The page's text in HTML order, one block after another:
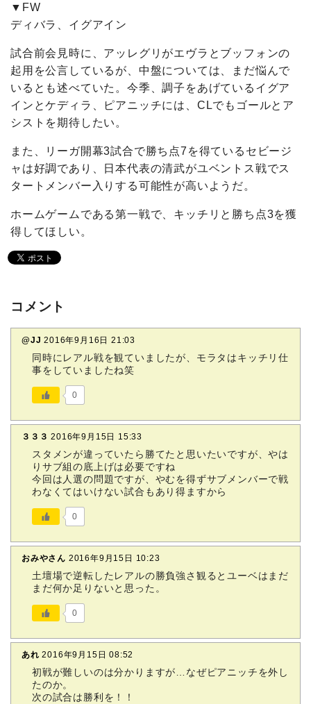
▼FW
ディバラ、イグアイン
試合前会見時に、アッレグリがエヴラとブッフォンの
起用を公言しているが、中盤については、まだ悩んで
いるとも述べていた。今季、調子をあげているイグア
インとケディラ、ピアニッチには、CLでもゴールとア
シストを期待したい。
また、リーガ開幕3試合で勝ち点7を得ているセビージ
ャは好調であり、日本代表の清武がユベントス戦でス
タートメンバー入りする可能性が高いようだ。
ホームゲームである第一戦で、キッチリと勝ち点3を獲
得してほしい。
コメント
@JJ 2016年9月16日 21:03
同時にレアル戦を観ていましたが、モラタはキッチリ仕
事をしていましたね笑
0
３３３ 2016年9月15日 15:33
スタメンが違っていたら勝てたと思いたいですが、やは
りサブ組の底上げは必要ですね
今回は人選の問題ですが、やむを得ずサブメンバーで戦
わなくてはいけない試合もあり得ますから
0
おみやさん 2016年9月15日 10:23
土壇場で逆転したレアルの勝負強さ観るとユーベはまだ
まだ何か足りないと思った。
0
あれ 2016年9月15日 08:52
初戦が難しいのは分かりますが…なぜピアニッチを外し
たのか。
次の試合は勝利を！！